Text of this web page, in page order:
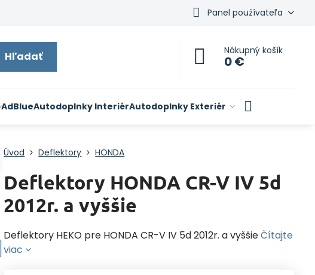
Panel používateľa
Hľadať Nákupný košík
0 €
AdBlueAutodoplnky InteriérAutodoplnky Exteriér
Úvod Deflektory HONDA
Deflektory HONDA CR-V IV 5d
2012r. a vyššie
Deflektory HEKO pre HONDA CR-V IV 5d 2012r. a vyššieČítajte
viac